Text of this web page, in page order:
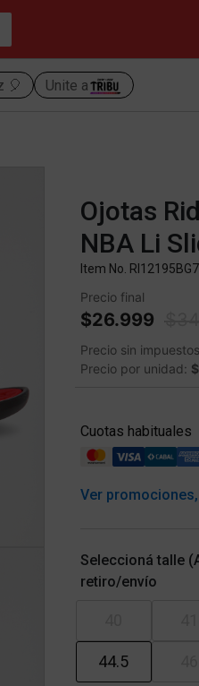
🎈 Unite a
Ojotas
NBA Li
Item No.
Precio final
$26.999
Precio sin
Precio por unidad:
Cuotas habituales
Ver
Seleccioná talle
retiro/envío
44.5